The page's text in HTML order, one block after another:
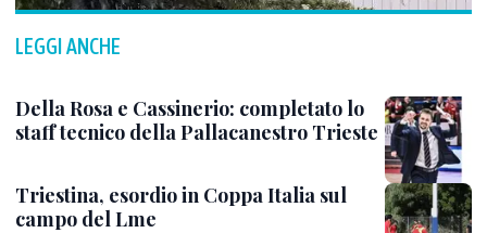
LEGGI ANCHE
Della Rosa e Cassinerio: completato lo
staff tecnico della Pallacanestro Trieste
Triestina, esordio in Coppa Italia sul
campo del Lme